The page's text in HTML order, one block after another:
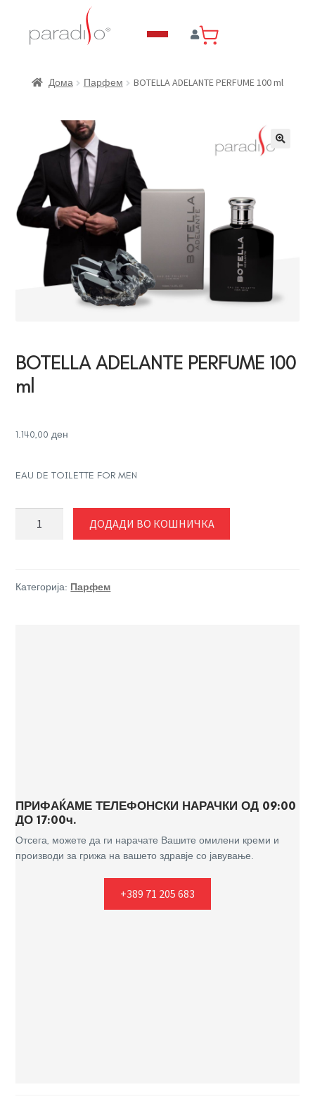
Дома Парфем BOTELLA ADELANTE PERFUME 100 ml
BOTELLA ADELANTE PERFUME 100
ml
1.140,00ден
EAU DE TOILETTE FOR MEN
ml
ДОДАДИ ВО КОШНИЧКА
Категорија: Парфем
ПРИФАЌАМЕ ТЕЛЕФОНСКИ НАРАЧКИ ОД 09:00
ДО 17:00ч.
Отсега, можете да ги нарачате Вашите омилени креми и
производи за грижа на вашето здравје со јавување.
+389 71 205 683